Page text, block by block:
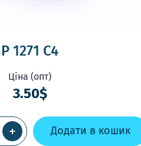
P 1271 C4
Ціна (опт)
3.50$
+ Додати в кошик